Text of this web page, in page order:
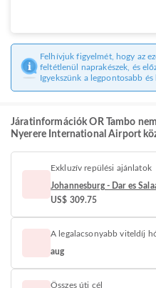
Felhívjuk figyelmét, hogy az
feltétlenül naprakészek, és
Igyekszünk a legpontosabb
Járatinformációk OR Tambo
Nyerere International Airport
Exkluzív repülési ajánlatok
Johannesburg - Dar es
US$ 309.75
A legalacsonyabb viteldíj
aug
Összes úti cél